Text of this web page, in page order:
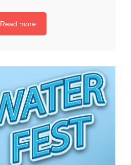
Read more